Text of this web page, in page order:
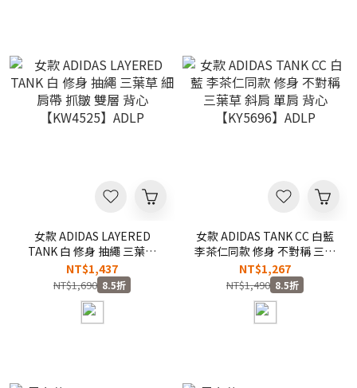
女款 ADIDAS LAYERED
TANK 白 修身 抽繩 三葉草
細肩帶 抓皺 雙層 背心
【KW4525】ADLP
NT$1,437
NT$1,690 8.5折
女款 ADIDAS TANK CC 白藍
李茶仁同款 修身 不對稱 三葉
草 斜肩 單肩 背心
【KY5696】ADLP
NT$1,267
NT$1,490 8.5折